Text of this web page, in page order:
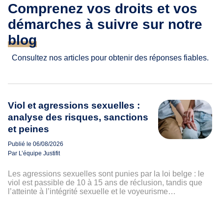
Comprenez vos droits et vos
démarches à suivre sur notre
blog
Consultez nos articles pour obtenir des réponses fiables.
Viol et agressions sexuelles :
analyse des risques, sanctions
et peines
Publié le 06/08/2026
Par L’équipe Justifit
Les agressions sexuelles sont punies par la loi belge : le
viol est passible de 10 à 15 ans de réclusion, tandis que
l’atteinte à l’intégrité sexuelle et le voyeurisme…